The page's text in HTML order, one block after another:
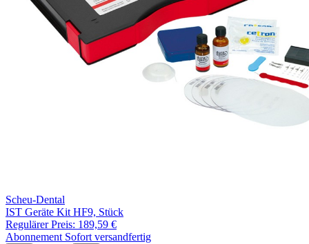
Scheu-Dental
IST Geräte Kit HF9, Stück
Regulärer Preis: 189,59 €
Abonnement Sofort versandfertig